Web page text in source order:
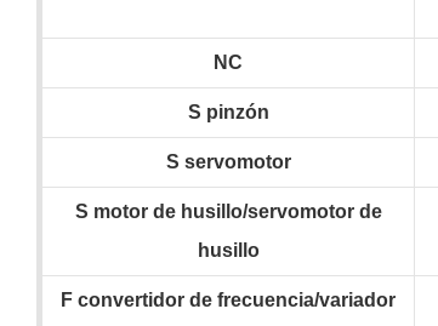
NC
S pinzón
S servomotor
S motor de husillo/servomotor de
husillo
F convertidor de frecuencia/variador